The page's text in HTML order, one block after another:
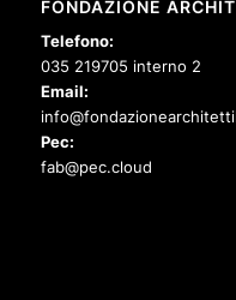
FONDAZIONE
Telefono:
035 219705 interno 2
Email:
Pec:
fab@pec.cloud